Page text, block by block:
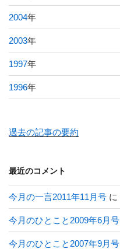
2004年
2003年
1997年
1996年
過去の記事の要約
最近のコメント
今月の一言2011年11月号 に
今月のひとこと2009年6月号
今月のひとこと2007年9月号